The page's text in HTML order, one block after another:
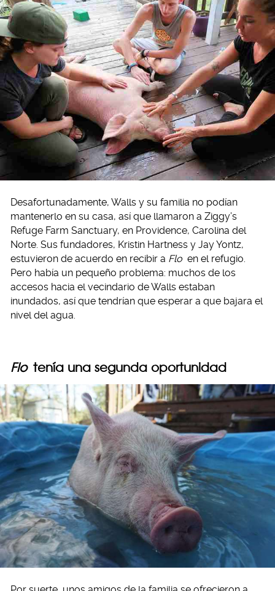
Desafortunadamente, Walls y su familia no podían
mantenerlo en su casa, así que llamaron a Ziggy’s
Refuge Farm Sanctuary, en Providence, Carolina del
Norte. Sus fundadores, Kristin Hartness y Jay Yontz,
estuvieron de acuerdo en recibir a Flo en el refugio.
Pero había un pequeño problema: muchos de los
accesos hacia el vecindario de Walls estaban
inundados, así que tendrían que esperar a que bajara el
nivel del agua.
Flo tenía una segunda oportunidad